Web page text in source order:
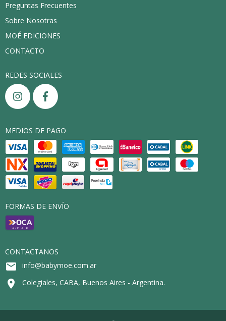
Preguntas Frecuentes
Sobre Nosotras
MOÉ EDICIONES
CONTACTO
REDES SOCIALES
MEDIOS DE PAGO
FORMAS DE ENVÍO
CONTACTANOS
info@babymoe.com.ar
Colegiales, CABA, Buenos Aires - Argentina.